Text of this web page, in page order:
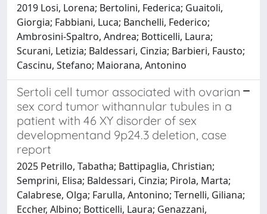
2019 Losi, Lorena; Bertolini, Federica; Guaitoli,
Giorgia; Fabbiani, Luca; Banchelli, Federico;
Ambrosini-Spaltro, Andrea; Botticelli, Laura;
Scurani, Letizia; Baldessari, Cinzia; Barbieri, Fausto;
Cascinu, Stefano; Maiorana, Antonino
Sertoli cell tumor associated with ovarian
sex cord tumor withannular tubules in a
patient with 46 XY disorder of sex
developmentand 9p24.3 deletion, case
report
2025 Petrillo, Tabatha; Battipaglia, Christian;
Semprini, Elisa; Baldessari, Cinzia; Pirola, Marta;
Calabrese, Olga; Farulla, Antonino; Ternelli, Giliana;
Eccher, Albino; Botticelli, Laura; Genazzani,